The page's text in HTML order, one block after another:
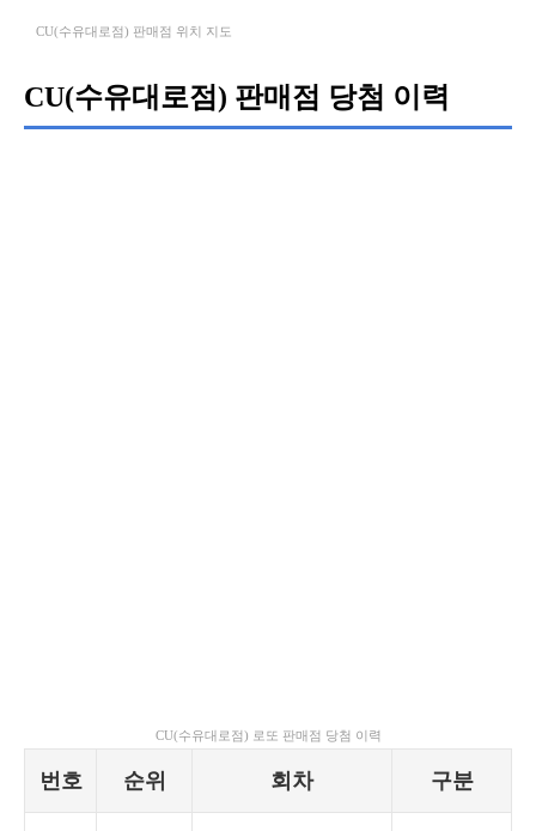
CU(수유대로점) 판매점 위치 지도
CU(수유대로점) 판매점 당첨 이력
CU(수유대로점) 로또 판매점 당첨 이력
번호 순위 회차 구분